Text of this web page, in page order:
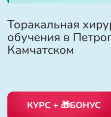
Торакальная
обучения в
Камчатском
КУРС + 🎁БОНУС